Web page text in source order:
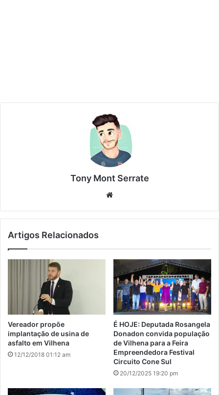
Tony Mont Serrate
te
Artigos Relacionados
Vereador propõe
implantação de usina de
asfalto em Vilhena
12/12/2018 01:12 am
É HOJE: Deputada Rosangela
Donadon convida população
de Vilhena para a Feira
Empreendedora Festival
Circuito Cone Sul
20/12/2025 19:20 pm